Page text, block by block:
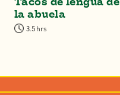
la abuela
3.5 hrs